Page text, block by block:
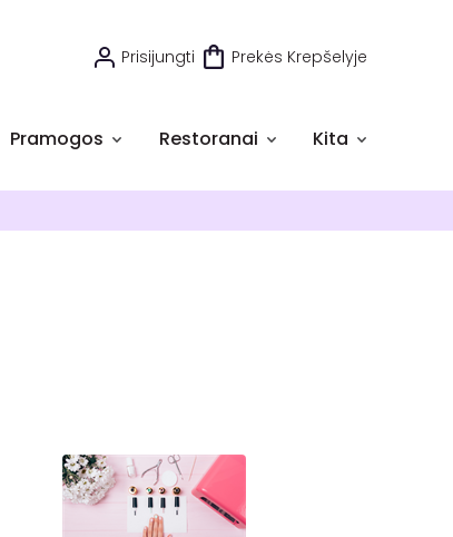
Prisijungti Prekės Krepšelyje
Pramogos Restoranai Kita